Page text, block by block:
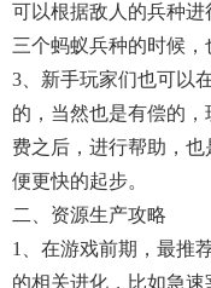
可以根据敌人的兵种
三个蚂蚁兵种的时候，
3、新手玩家们也可以
的，当然也是有偿的
费之后，进行帮助，
便更快的起步。
二、资源生产攻略
1、在游戏前期，最推
的相关进化，比如急